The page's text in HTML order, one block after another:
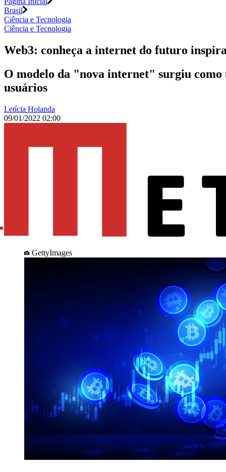
Brasil
Ciência e Tecnologia
Ciência e Tecnologia
Web3: conheça a internet do futuro
O modelo da "nova internet" surgiu como
usuários
Letícia Holanda
09/01/2022 02:00
GettyImages